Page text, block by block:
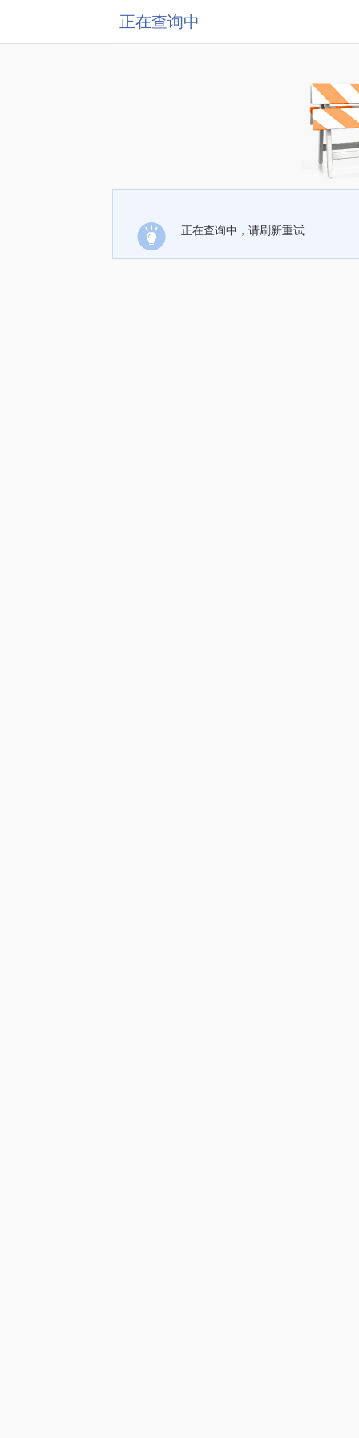
正在查询中
正在查询中，请刷新重试